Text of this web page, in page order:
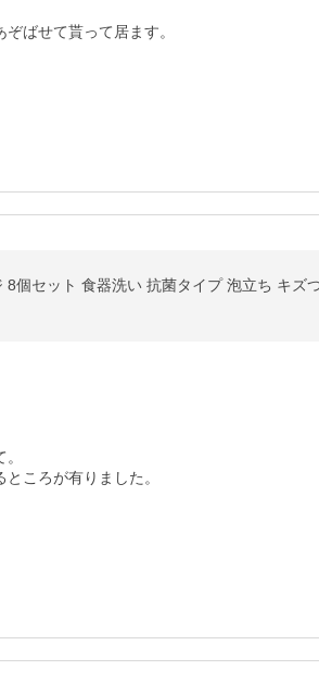
ばせて貰って居ます。
ころが有りました。